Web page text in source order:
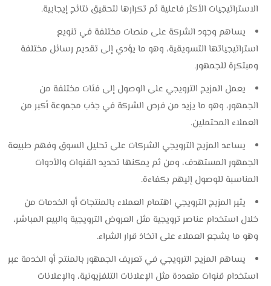
الاستراتيجيات الأكثر فاعلية ثم تكرارها لتحقيق نتائج إيجابية.
يساهم وجود الشركة على منصات مختلفة في تنويع
استراتيجياتها التسويقية، وهو ما يؤدي إلى تقديم رسائل مختلفة
ومبتكرة للجمهور.
يعمل المزيج الترويجي على الوصول إلى فئات مختلفة من
الجمهور، وهو ما يزيد من فرص الشركة في جذب مجموعة أكبر من
العملاء المحتملين.
يساعد المزيج الترويجي الشركات على تحليل السوق وفهم طبيعة
الجمهور المستهدف، ومن ثم يمكنها تحديد القنوات والأدوات
المناسبة للوصول إليهم بكفاءة.
يثير المزيج الترويجي اهتمام العملاء بالمنتجات أو الخدمات من
خلال استخدام عناصر ترويجية مثل العروض الترويجية والبيع المباشر،
وهو ما يشجع العملاء على اتخاذ قرار الشراء.
يساهم المزيج الترويجي في تعريف الجمهور بالمنتج أو الخدمة عبر
استخدام قنوات متعددة مثل الإعلانات التلفزيونية، والإعلانات